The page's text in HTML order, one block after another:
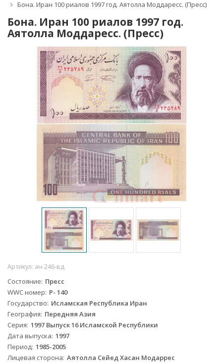
Бона. Иран 100 риалов 1997 год. Аятолла Моддаресс. (Пресс)
Бона. Иран 100 риалов 1997 год.
Аятолла Моддаресс. (Пресс)
Артикул: ан-246-вд
Состояние Пресс
WWC номер P- 140
Государство Исламская Республика Иран
География Передняя Азия
Серия 1997 Выпуск 16 Исламской Республики
Дата выпуска 1997
Период 1985-2005
Лицевая сторона Аятолла Сейед Хасан Модаррес